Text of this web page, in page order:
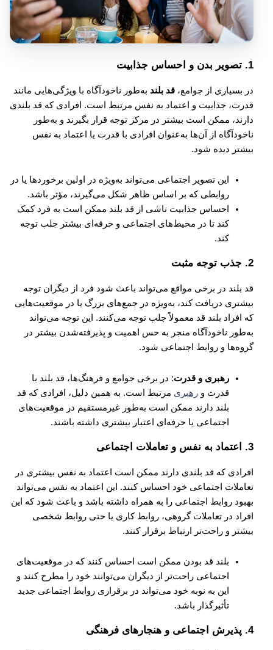
1. تصویر بدن و احساس جذابیت
در بسیاری از جوامع،قد بلندبه‌طور ناخودآگاه با ویژگی‌هایی مانند
قدرت، جذابیت و اعتماد به نفس مرتبط است. افرادی که قد بلندی
دارند، ممکن است بیشتر در مرکز توجه قرار بگیرند و به‌طور
ناخودآگاه از آن‌ها به‌عنوان افرادی با قدرت یا اعتماد به نفس
بیشتر دیده شود.
این تصویر اجتماعی می‌تواند به‌ویژه در اولین برخوردها یا در
روابطی که بر اساس ظاهر شکل می‌گیرند، مؤثر باشد.
احساس جذابیت ناشی از قد بلند ممکن است به فرد کمک
کند تا در محیط‌های اجتماعی و حرفه‌ای بیشتر جلب توجه
کند.
2. جذب توجه مثبت
قد بلند در برخی مواقع می‌تواند باعث شود فرد از دیگران توجه
بیشتری دریافت کند، به‌ویژه در جمع‌های بزرگ یا در موقعیت‌هایی
که افراد بلند قد معمولاً جلب توجه می‌کنند. این توجه می‌تواند
به‌طور ناخودآگاه منجر به حس اهمیت و پذیرفته‌شدن بیشتر در
گروه‌ها و روابط اجتماعی شود.
رهبری و قدرت: در برخی جوامع و فرهنگ‌ها، قد بلند با
قدرت ورهبریمرتبط است. به همین دلیل، افرادی که قد
بلند دارند ممکن است به‌طور غیرمستقیم در موقعیت‌های
اجتماعی یا حرفه‌ای اعتبار بیشتری داشته باشند.
3. اعتماد به نفس و تعاملات اجتماعی
افرادی که قد بلندی دارند ممکن است اعتماد به نفس بیشتری در
تعاملات اجتماعی خود احساس کنند. این اعتماد به نفس می‌تواند
بهبود روابط اجتماعی را به همراه داشته باشد و باعث شود که این
افراد در تعاملات گروهی، روابط کاری یا حتی روابط شخصی
بیشتر و راحت‌تر ارتباط برقرار کنند.
بلند قد بودن ممکن است احساس کنند که در موقعیت‌های
اجتماعی راحت‌تر از دیگران می‌توانند خود را مطرح کنند و
این به نوبه خود می‌تواند در برقراری روابط اجتماعی جدید
تأثیرگذار باشد.
4. پذیرش اجتماعی و هنجارهای فرهنگی